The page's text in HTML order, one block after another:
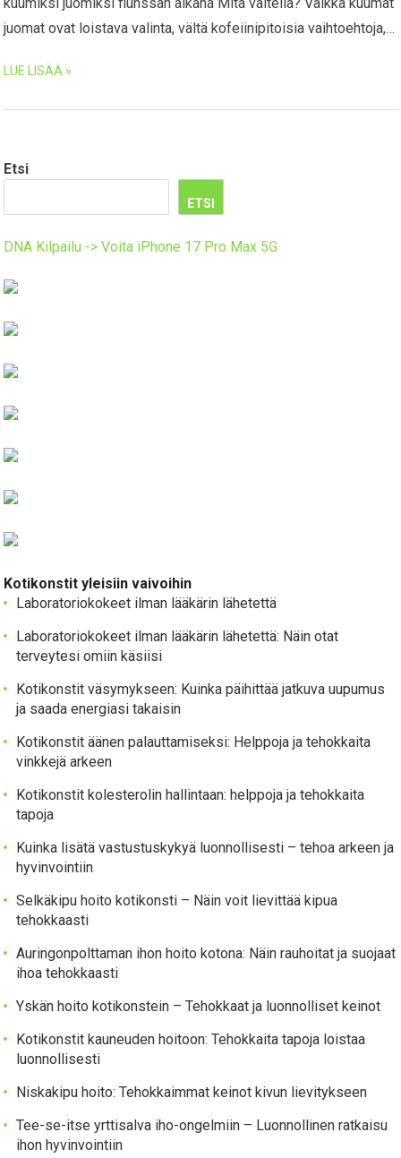
juomat ovat loistava valinta, vältä kofeiinipitoisia vaihtoehtoja,…
LUE LISÄÄ »
Etsi
ETSI
DNA Kilpailu -> Voita iPhone 17 Pro Max 5G
Kotikonstit yleisiin vaivoihin
Laboratoriokokeet ilman lääkärin lähetettä
Laboratoriokokeet ilman lääkärin lähetettä: Näin otat
terveytesi omiin käsiisi
Kotikonstit väsymykseen: Kuinka päihittää jatkuva uupumus
ja saada energiasi takaisin
Kotikonstit äänen palauttamiseksi: Helppoja ja tehokkaita
vinkkejä arkeen
Kotikonstit kolesterolin hallintaan: helppoja ja tehokkaita
tapoja
Kuinka lisätä vastustuskykyä luonnollisesti – tehoa arkeen ja
hyvinvointiin
Selkäkipu hoito kotikonsti – Näin voit lievittää kipua
tehokkaasti
Auringonpolttaman ihon hoito kotona: Näin rauhoitat ja suojaat
ihoa tehokkaasti
Yskän hoito kotikonstein – Tehokkaat ja luonnolliset keinot
Kotikonstit kauneuden hoitoon: Tehokkaita tapoja loistaa
luonnollisesti
Niskakipu hoito: Tehokkaimmat keinot kivun lievitykseen
Tee-se-itse yrttisalva iho-ongelmiin – Luonnollinen ratkaisu
ihon hyvinvointiin